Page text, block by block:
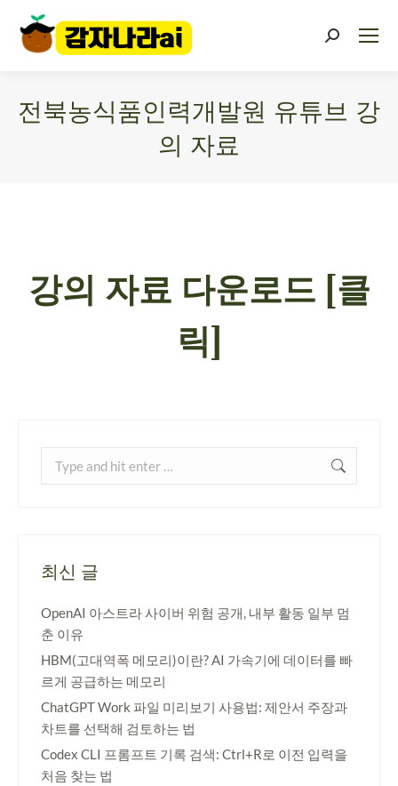
전북농식품인력개발원 유튜브 강
의 자료
강의 자료 다운로드 [클
릭]
최신 글
OpenAI 아스트라 사이버 위험 공개, 내부 활동 일부 멈
춘 이유
HBM(고대역폭 메모리)이란? AI 가속기에 데이터를 빠
르게 공급하는 메모리
ChatGPT Work 파일 미리보기 사용법: 제안서 주장과
차트를 선택해 검토하는 법
Codex CLI 프롬프트 기록 검색: Ctrl+R로 이전 입력을
처음 찾는 법